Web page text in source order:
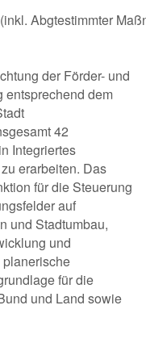
(inkl. Abgtestimmter
der Förder- und
entsprechend dem
42
Integriertes
erarbeiten. Das
für die Steuerung
auf
und Stadtumbau,
und
für die
und Land sowie